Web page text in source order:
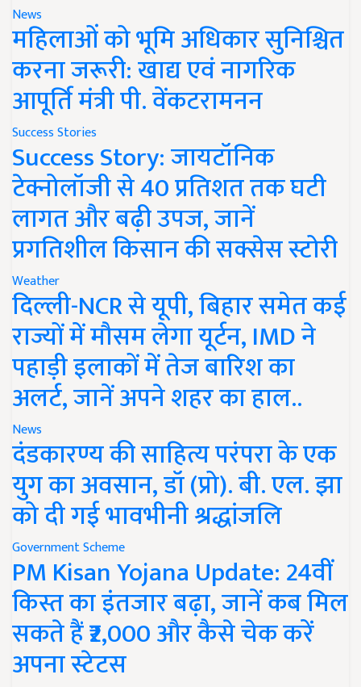
News
महिलाओं को भूमि अधिकार सुनिश्चित
करना जरूरी: खाद्य एवं नागरिक
आपूर्ति मंत्री पी. वेंकटरामनन
Success Stories
Success Story: जायटॉनिक
टेक्नोलॉजी से 40 प्रतिशत तक घटी
लागत और बढ़ी उपज, जानें
प्रगतिशील किसान की सक्सेस स्टोरी
Weather
दिल्ली-NCR से यूपी, बिहार समेत कई
राज्यों में मौसम लेगा यूर्टन, IMD ने
पहाड़ी इलाकों में तेज बारिश का
अलर्ट, जानें अपने शहर का हाल..
News
दंडकारण्य की साहित्य परंपरा के एक
युग का अवसान, डॉ (प्रो). बी. एल. झा
को दी गई भावभीनी श्रद्धांजलि
Government Scheme
PM Kisan Yojana Update: 24वीं
किस्त का इंतजार बढ़ा, जानें कब मिल
सकते हैं ₹2,000 और कैसे चेक करें
अपना स्टेटस